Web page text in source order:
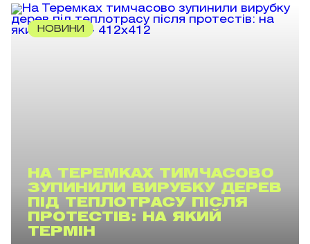
НОВИНИ
НА ТЕРЕМКАХ ТИМЧАСОВО
ЗУПИНИЛИ ВИРУБКУ ДЕРЕВ
ПІД ТЕПЛОТРАСУ ПІСЛЯ
ПРОТЕСТІВ: НА ЯКИЙ
ТЕРМІН